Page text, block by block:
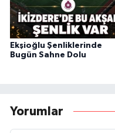
Ekşioğlu Şenliklerinde
Bugün Sahne Dolu
Yorumlar